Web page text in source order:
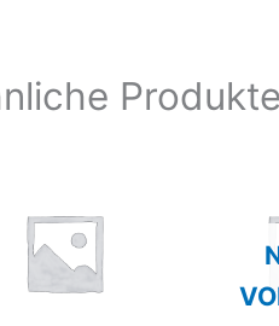
Produkte